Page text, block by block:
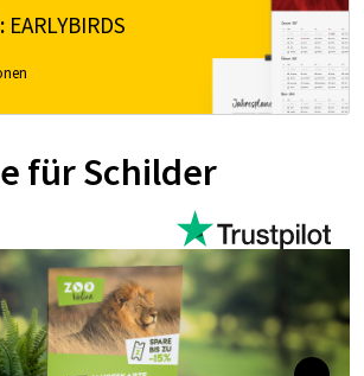
EARLYBIRDS
für Schilder